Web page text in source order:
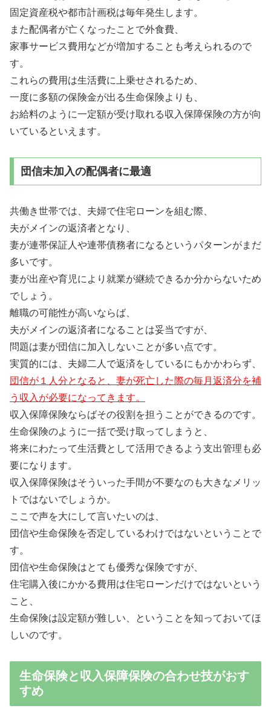
固定資産税や都市計画税は毎年発生します。
また配偶者が亡くなったことで外食費、
家事サービス費用などが増加することも考えられるので
す。
これらの費用は生活費に上乗せされるため、
一度に多額の保険金が出る生命保険よりも、
お給料のように一定額が受け取れる収入保障保険の方が向
いているといえます。
団信未加入の配偶者に最適
共働き世帯では、夫婦で住宅ローンを組む際、
夫がメインの返済者となり、
妻が連帯保証人や連帯債務者になるというパターンがまだ
多いです。
妻が出産や育児により就業が継続できるか分からないため
でしょう。
離職の可能性が高いならば、
夫がメインの返済者になることは妥当ですが、
問題は妻が団信に加入しないことが多い点です。
実質的には、夫婦二人で返済をしているにもかかわらず、
団信が１人分となると、妻が死亡した際の毎月返済分を補
う収入が必要になってきます。
収入保障保険ならばその役割を担うことができるのです。
生命保険のように一括で受け取ってしまうと、
将来にわたって生活費として活用できるよう支出管理も必
要になります。
収入保障保険はそういった手間が不要なのも大きなメリッ
トではないでしょうか。
ここで声を大にして言いたいのは、
団信や生命保険を否定しているわけではないということで
す。
団信や生命保険はとても優秀な保険ですが、
住宅購入後にかかる費用は住宅ローンだけではないという
こと、
生命保険は設定額が難しい、ということを知っておいてほ
しいのです。
生命保険と収入保障保険の合わせ技がおす
すめ